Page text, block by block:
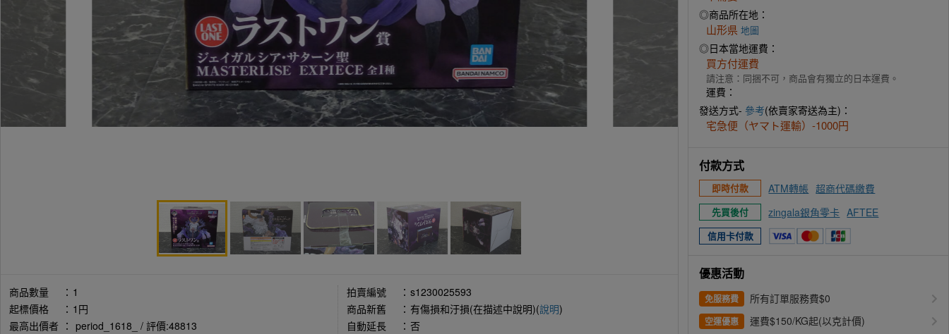
商品數量 ： 1
起標價格
： 1円
最高出價者 ： period_1618_ / 評價:48813
拍賣編號 ： s1230025593
商品新舊
： 有傷損和汙損(在描述中說明)(說明)
自動延長
： 否
◎商品所在地：
山形県 地圖
◎日本當地運費：
買方付運費
請注意：同捆不可，商品會有獨立的日本運費。
運費：
發送方式- 參考(依賣家寄送為主)：
宅急便（ヤマト運輸）-1000円
付款方式
即時付款 ATM轉帳 超商代碼繳費
先買後付 zingala銀角零卡 AFTEE
信用卡付款
優惠活動
免服務費 所有訂單服務費$0
空運優惠 運費$150/KG起(以克計價)